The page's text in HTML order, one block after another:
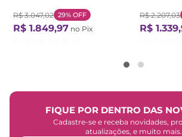
Branco Amadeirado
R$ 3.047,02 29% OFF
R$ 1.849,97 no Pix
R$ 2.207,03
R$ 1.339,
FIQUE POR DENTRO DAS
Cadastre-se e receba novidades,
atualizações, e muito mais.